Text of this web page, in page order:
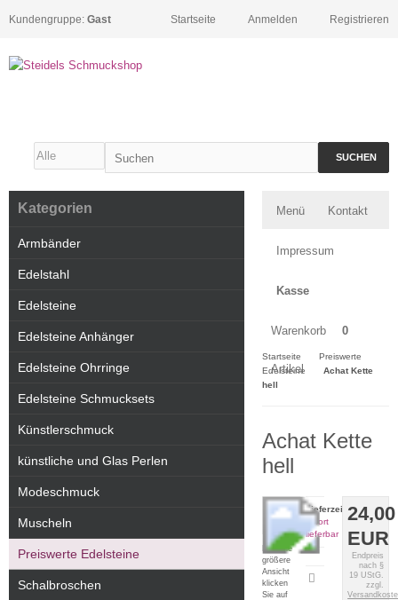
Kundengruppe: Gast Registrieren
Anmelden
Startseite
SUCHEN
Menü Kontakt
Impressum
Kasse
Warenkorb 0
Artikel
Startseite
Preiswerte
Edelsteine
Achat Kette
hell
Achat Kette
hell
Für eine
größere
Ansicht
klicken
Sie auf
24,00
EUR
Endpreis
nach §
19 UStG.
zzgl.
Lieferzeit:
sofort
lieferbar
Artikeldatenblatt
drucken
Kategorien
Armbänder
Edelstahl
Edelsteine
Edelsteine Anhänger
Edelsteine Ohrringe
Edelsteine Schmucksets
Künstlerschmuck
künstliche und Glas Perlen
Modeschmuck
Muscheln
Preiswerte Edelsteine
Schalbroschen